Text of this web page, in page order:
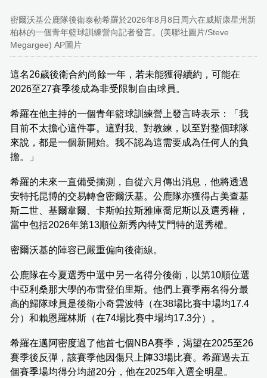
密爾沃基公鹿隊後衛泰勒希羅於2026年8月8日周六在威斯康星州新
柏林的一個青年籃球訓練營向記者發言。(美聯社圖片/Steve
Megargee) AP圖片
這名26歲後衛合約尚餘一年，若未能獲得續約，可能在
2026至27賽季後成為非受限制自由球員。
希羅在他主持的一個青年籃球訓練營上發言時表示：「我
目前不太擔心這件事。這對我、對教練，以至對整個球隊
來說，都是一個新開始。我不認為這需要成為任何人的負
擔。」
希羅的未來一直備受揣測，自從六月傳出消息，他將透過
安特托昆博的交易轉會密爾沃基。公鹿隊亦獲得占美查基
斯二世、基爾韋爾、卡斯帕拉斯雅庫喬尼斯以及選秀權，
當中包括2026年第13順位新秀內特艾門特的選秀權。
密爾沃基的陣容已嚴重偏向後衛線。
公鹿隊在今夏選秀中選中另一名得分後衛，以第10順位選
中亞利桑那大學的布雷登伯里斯。他們上賽季兩名得分最
高的歸隊球員是後衛小奇雲波特（在38場比賽中場均17.4
分）和賴恩羅林斯（在74場比賽中場均17.3分）。
希羅在邁阿密度過了他首七個NBA賽季，渴望在2025至26
賽季後反彈，該賽季他因傷只上陣33場比賽。希羅過去五
個賽季場均得分均超20分，他在2025年入選全明星。